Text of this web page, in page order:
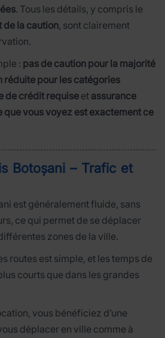
. Tous les détails, y compris le
de la caution, sont clairement
: pas de caution pour la majorité
réduite pour les catégories
de crédit requise et assurance
que vous voyez est exactement ce
Botoșani – Trafic et
est généralement fluide, sans
ce qui permet de se déplacer
zones de la ville.
routes est simple, et les temps de
courts que dans les grandes
vous bénéficiez d’une
déplacer en ville comme à